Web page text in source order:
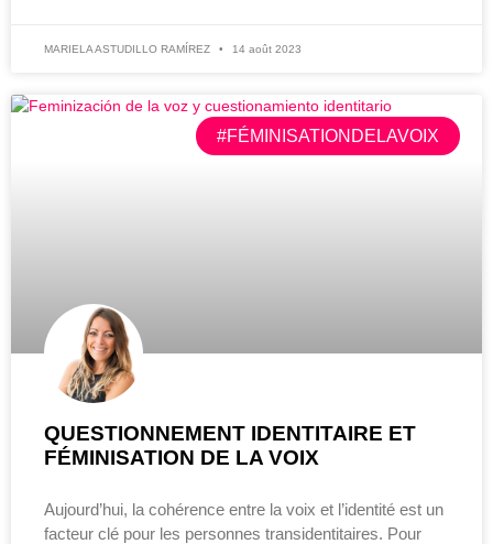
MARIELA ASTUDILLO RAMÍREZ 14 août 2023
#FÉMINISATIONDELAVOIX
QUESTIONNEMENT IDENTITAIRE ET
FÉMINISATION DE LA VOIX
Aujourd’hui, la cohérence entre la voix et l’identité est un
facteur clé pour les personnes transidentitaires. Pour